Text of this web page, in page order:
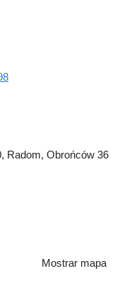
Radom, Obrońców 36
Mostrar mapa